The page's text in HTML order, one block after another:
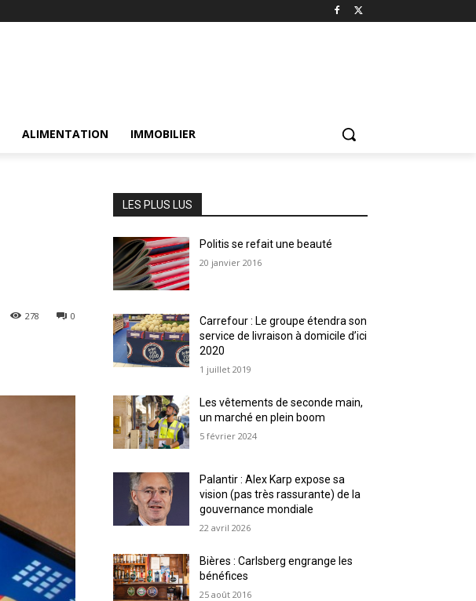
ALIMENTATION IMMOBILIER
0
278
LES PLUS LUS
Politis se refait une beauté
20 janvier 2016
Carrefour : Le groupe étendra son
service de livraison à domicile d’ici
2020
1 juillet 2019
Les vêtements de seconde main,
un marché en plein boom
5 février 2024
Palantir : Alex Karp expose sa
vision (pas très rassurante) de la
gouvernance mondiale
22 avril 2026
Bières : Carlsberg engrange les
bénéfices
25 août 2016